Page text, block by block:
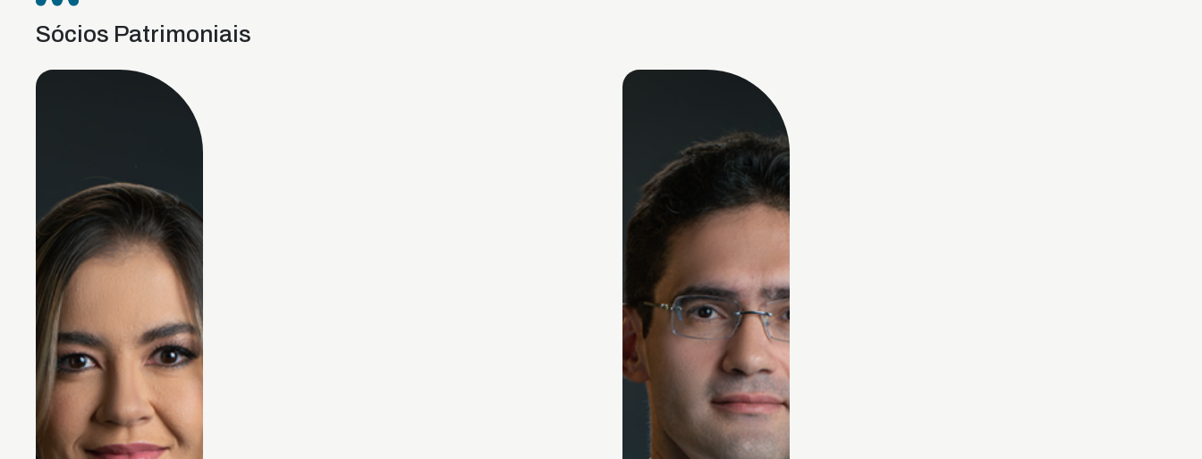
Sócios Patrimoniais